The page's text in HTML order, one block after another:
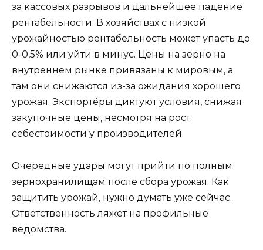
за кассовых разрывов и дальнейшее падение
рентабельности. В хозяйствах с низкой
урожайностью рентабельность может упасть до
0-0,5% или уйти в минус. Цены на зерно на
внутреннем рынке привязаны к мировым, а
там они снижаются из-за ожидания хорошего
урожая. Экспортёры диктуют условия, снижая
закупочные цены, несмотря на рост
себестоимости у производителей.
Очередные удары могут прийти по полным
зернохранилищам после сбора урожая. Как
защитить урожай, нужно думать уже сейчас.
Ответственность ляжет на профильные
ведомства.